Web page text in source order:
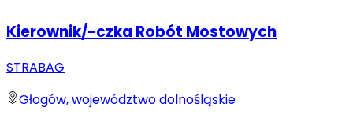
Kierownik/-czka Robót Mostowych
STRABAG
Głogów, województwo dolnośląskie